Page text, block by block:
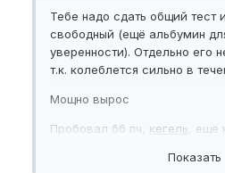
Тебе надо сдать общий тест
свободный (ещё альбумин
уверенности). Отдельно его
т.к. колеблется сильно в
Мощно вырос
Пробовал бб пч, кегель , ещё
мощную зрекцию
Показать